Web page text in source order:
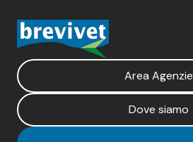
Area Agenzie
Dove siamo